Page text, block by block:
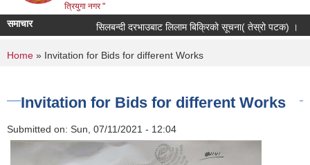
त्रियुगा नगर "
समाचार सिलबन्दी दरभाउबाट लिलाम बिक्रिको सूचना( तेस्रो पटक) ।
You are here
Home » Invitation for Bids for different Works
Invitation for Bids for different Works
Submitted on: Sun, 07/11/2021 - 12:04